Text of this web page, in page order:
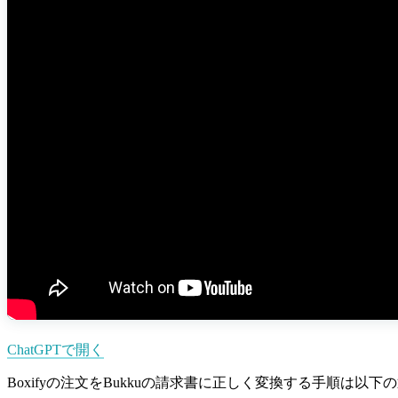
ChatGPTで開く
Boxifyの注文をBukkuの請求書に正しく変換する手順は以下